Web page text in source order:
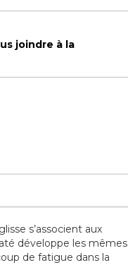
joindre à la
s’associent aux
développe les mêmes
de fatigue dans la